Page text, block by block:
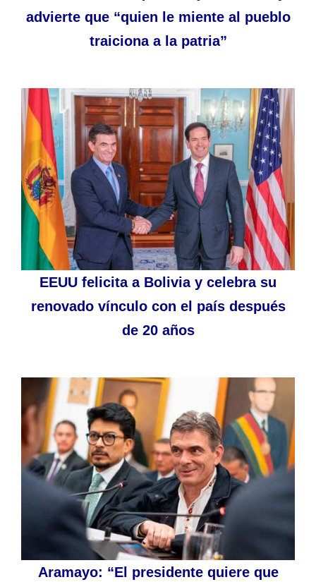
advierte que “quien le miente al pueblo
traiciona a la patria”
EEUU felicita a Bolivia y celebra su
renovado vínculo con el país después
de 20 años
Aramayo: “El presidente quiere que